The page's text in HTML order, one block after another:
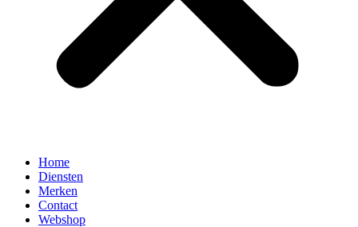
Home
Diensten
Merken
Contact
Webshop